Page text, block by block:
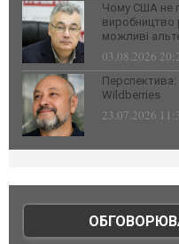
Чому США не
виробництво
можливі
03.08.2026
Перспектива:
Wildberries
23.07.2026